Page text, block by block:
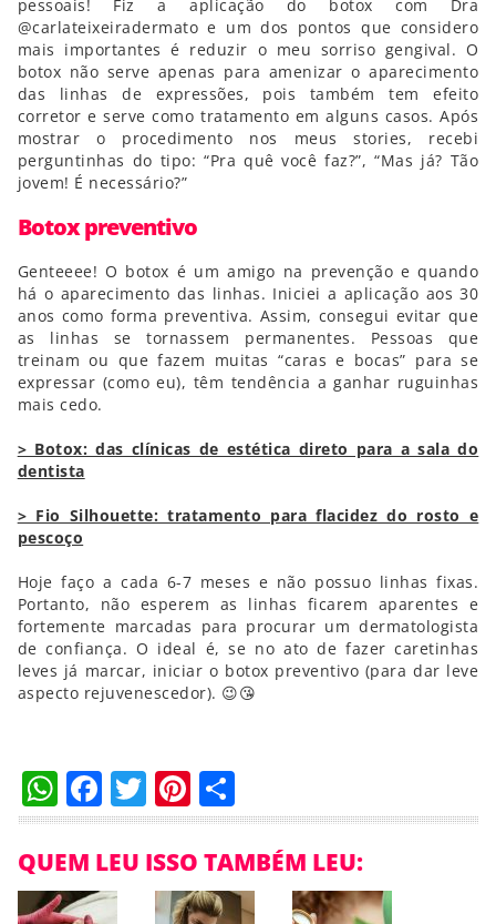
pessoais! Fiz a aplicação do botox com Dra
@carlateixeiradermato e um dos pontos que considero
mais importantes é reduzir o meu sorriso gengival. O
botox não serve apenas para amenizar o aparecimento
das linhas de expressões, pois também tem efeito
corretor e serve como tratamento em alguns casos. Após
mostrar o procedimento nos meus stories, recebi
perguntinhas do tipo: “Pra quê você faz?”, “Mas já? Tão
jovem! É necessário?”
Botox preventivo
Genteeee! O botox é um amigo na prevenção e quando
há o aparecimento das linhas. Iniciei a aplicação aos 30
anos como forma preventiva. Assim, consegui evitar que
as linhas se tornassem permanentes. Pessoas que
treinam ou que fazem muitas “caras e bocas” para se
expressar (como eu), têm tendência a ganhar ruguinhas
mais cedo.
> Botox: das clínicas de estética direto para a sala do
dentista
> Fio Silhouette: tratamento para flacidez do rosto e
pescoço
Hoje faço a cada 6-7 meses e não possuo linhas fixas.
Portanto, não esperem as linhas ficarem aparentes e
fortemente marcadas para procurar um dermatologista
de confiança. O ideal é, se no ato de fazer caretinhas
leves já marcar, iniciar o botox preventivo (para dar leve
aspecto rejuvenescedor). 😉😘
WhatsApp
Facebook
TwitterPinterest
Compartilhar
QUEM LEU ISSO TAMBÉM LEU: